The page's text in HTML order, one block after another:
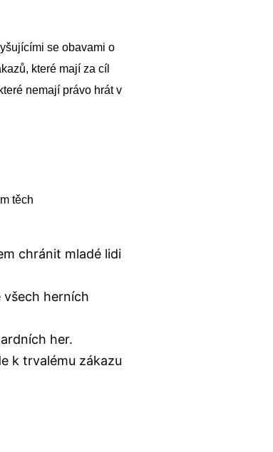
se obavami o
které mají za cíl
nemají právo hrát v
těch
chránit mladé lidi
herních
her.
k trvalému zákazu